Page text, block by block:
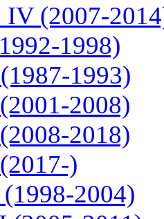
(2007-
1998)
1993)
2008)
2018)
)
2004)